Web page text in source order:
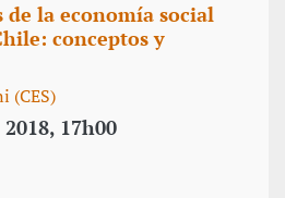
de la economía social
conceptos y
(CES)
17h00